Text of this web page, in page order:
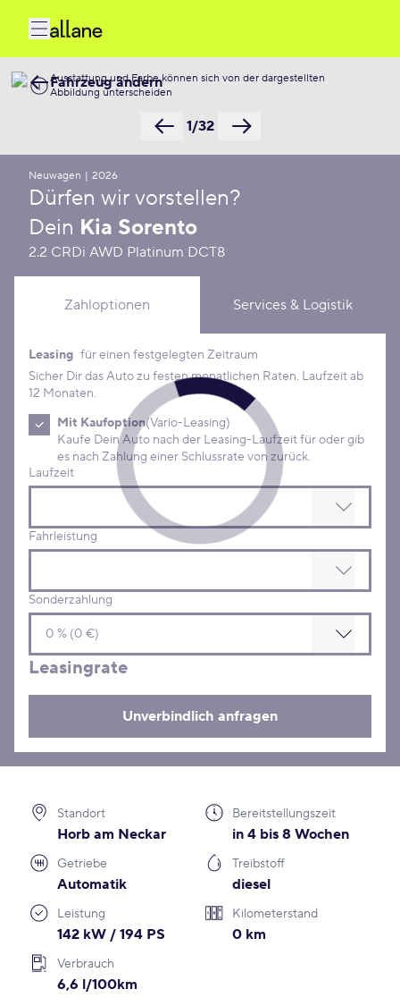
Ausstattung und Farbe können sich von der dargestellten
Abbildung unterscheiden
1/32
Fahrzeug ändern
Neuwagen | 2026
Dürfen wir vorstellen?
Dein Kia Sorento
2.2 CRDi AWD Platinum DCT8
Zahloptionen Services & Logistik
Leasing Konditionen
Leasing für einen festgelegten Zeitraum
Sicher Dir das Auto zu festen monatlichen Raten. Laufzeit ab
12 Monaten.
Mit Kaufoption(Vario-Leasing)
Kaufe Dein Auto nach der Leasing-Laufzeit für oder gib
es nach Zahlung einer Schlussrate von zurück.
Laufzeit
Fahrleistung
Sonderzahlung
Leasingrate
Unverbindlich anfragen
Standort
Horb am Neckar
Bereitstellungszeit
in 4 bis 8 Wochen
Getriebe
Automatik
Treibstoff
diesel
Leistung
142 kW / 194 PS
Kilometerstand
0 km
Verbrauch
6,6 l/100km